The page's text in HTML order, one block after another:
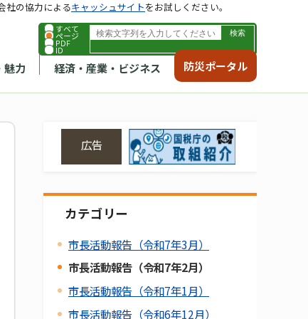
すべて
ページ
PDF
ID
魅力 経済・産業・ビジネス 防災ポータル
社の協力によるキャッシュサイトをお試しください。
広告
カテゴリー
市長活動報告（令和7年3月）
市長活動報告（令和7年2月）
市長活動報告（令和7年1月）
市長活動報告（令和6年12月）